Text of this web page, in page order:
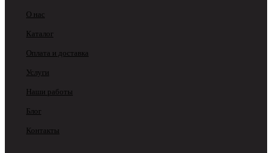
О нас
Каталог
Оплата и доставка
Услуги
Наши работы
Блог
Контакты